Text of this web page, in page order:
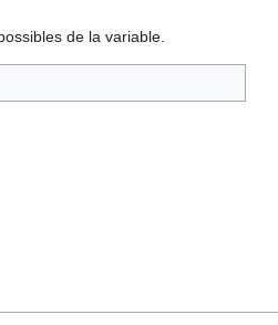
de la variable.